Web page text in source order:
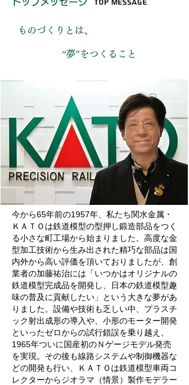
Top Message
ものづくりとは、
“夢”をつくること
今から65年前の1957年、私たち関水金属・
ＫＡＴＯは鉄道模型の型押し鍛造部品をつく
る小さな町工場から始まりました。高度な金
型加工技術から生み出された精巧な部品は国
内外から高い評価を頂いておりましたが、創
業者の加藤祐治には「いつかはオリジナルの
鉄道模型完成品を開発し、日本の鉄道模型趣
味の普及に貢献したい」という大きな夢があ
りました。設備や技術も乏しい中、プラスチ
ック射出成形の導入や、小形のモーター開発
といったゼロからの試行錯誤を乗り越え、
1965年ついに国産初のＮゲージモデル発売
を実現。その後も線路システムや制御機器な
どの開発も行い、ＫＡＴＯは鉄道模型車両コ
レクターからジオラマ（情景）製作モデラー